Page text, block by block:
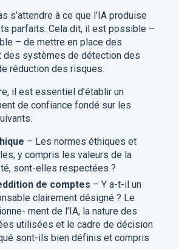
s’attendre à ce que l’IA produise
parfaits. Cela dit, il est possible –
– de mettre en place des
des systèmes de détection des
réduction des risques.
il est essentiel d’établir un
de confiance fondé sur les
– Les normes éthiques et
y compris les valeurs de la
sont-elles respectées ?
de comptes – Y a-t-il un
clairement désigné ? Le
ment de l’IA, la nature des
utilisées et le cadre de décision
sont-ils bien définis et compris